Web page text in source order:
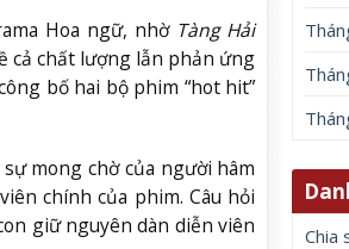
Hoa ngữ, nhờ Tàng Hải
cả chất lượng lẫn phản ứng
bố hai bộ phim “hot hit”
mong chờ của người hâm
chính của phim. Câu hỏi
giữ nguyên dàn diễn viên
Chia